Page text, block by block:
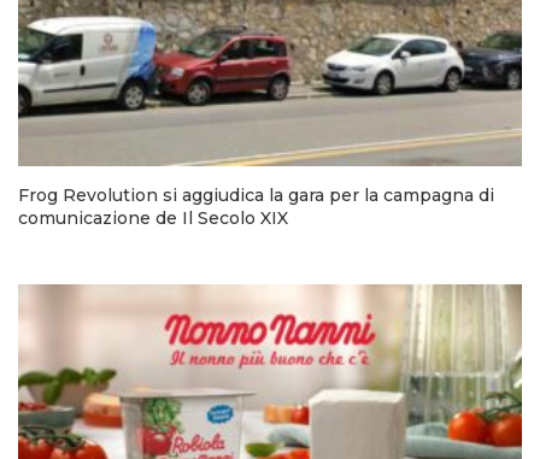
Frog Revolution si aggiudica la gara per la campagna di
comunicazione de Il Secolo XIX